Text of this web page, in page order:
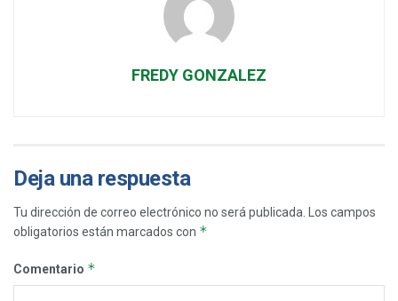
FREDY GONZALEZ
Deja una respuesta
Tu dirección de correo electrónico no será publicada. Los campos
obligatorios están marcados con *
Comentario *